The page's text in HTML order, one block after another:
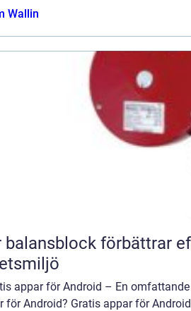
Wallin
balansblock förbättrar
appar för Android – En
för Android? Gratis appar för